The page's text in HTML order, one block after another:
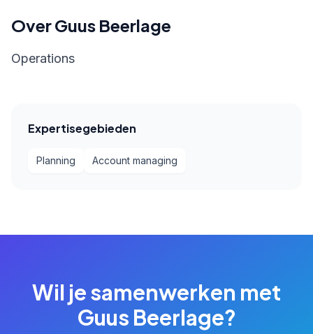
Over Guus Beerlage
Operations
Expertisegebieden
Planning Account managing
Wil je samenwerken met
Guus Beerlage?